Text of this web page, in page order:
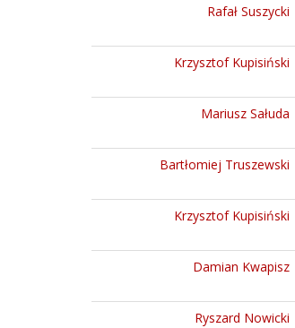
Rafał Suszycki
Krzysztof Kupisiński
Mariusz Sałuda
Bartłomiej Truszewski
Krzysztof Kupisiński
Damian Kwapisz
Ryszard Nowicki